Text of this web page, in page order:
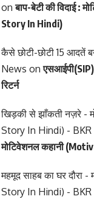
onबाप-बेटी की विदाई :
Story In Hindi)
कैसे छोटी-छोटी 15 आदतें
News onएसआईपी(SIP)
रिटर्न
खिड़की से झाँकती नज़रे -
Story In Hindi) -
मोटिवेशनल कहानी
महमूद साहब का घर दौरा
Story In Hindi) -